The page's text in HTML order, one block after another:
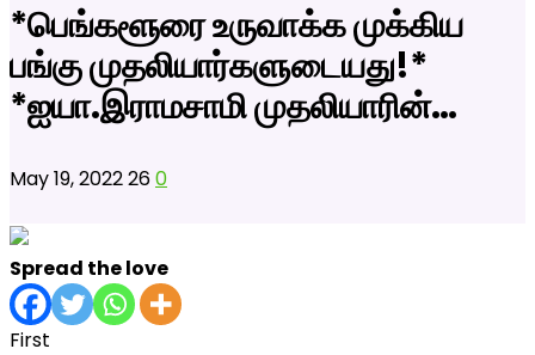
*பெங்களூரை உருவாக்க முக்கிய
பங்கு முதலியார்களுடையது!*
*ஐயா.இராமசாமி முதலியாரின்…
May 19, 2022260
Spread the love
First